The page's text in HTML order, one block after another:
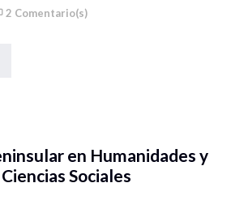
2 Comentario(s)
en Humanidades y
Ciencias Sociales